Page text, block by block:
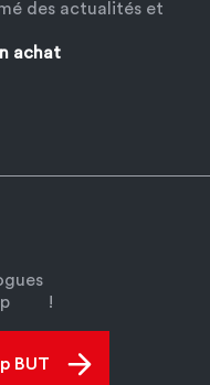
des actualités et
achat
!
BUT